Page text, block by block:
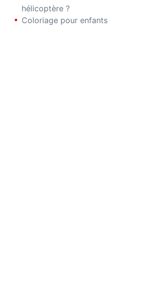
hélicoptère ?
Coloriage pour enfants